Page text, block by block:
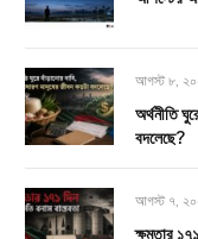
আগস্ট ৮,
অর্থনীতি
বদলেছে?
আগস্ট ৭,
ক্ষমতার